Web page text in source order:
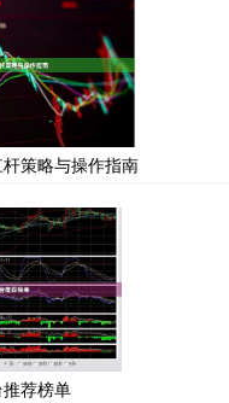
策略与操作指南
荐榜单